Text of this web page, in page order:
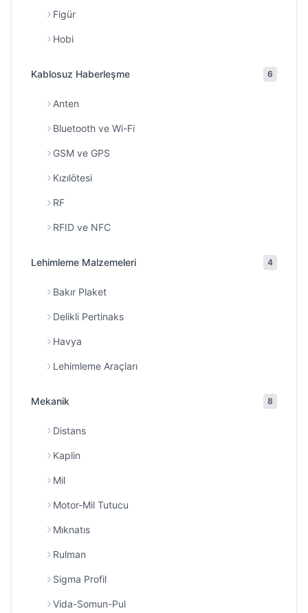
Figür
Hobi
Kablosuz Haberleşme 6
Anten
Bluetooth ve Wi-Fi
GSM ve GPS
Kızılötesi
RF
RFID ve NFC
Lehimleme Malzemeleri 4
Bakır Plaket
Delikli Pertinaks
Havya
Lehimleme Araçları
Mekanik 8
Distans
Kaplin
Mil
Motor-Mil Tutucu
Mıknatıs
Rulman
Sigma Profil
Vida-Somun-Pul